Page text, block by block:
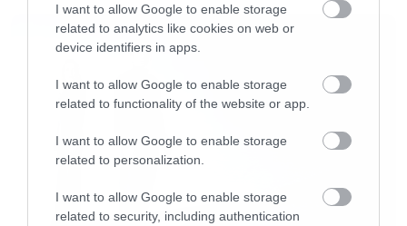
I want to allow Google to enable storage
related to analytics like cookies on web or
device identifiers in apps.
I want to allow Google to enable storage
related to functionality of the website or app.
I want to allow Google to enable storage
related to personalization.
I want to allow Google to enable storage
related to security, including authentication
Vic Rattlehead (Megadeth)
Snaggletooth- (Motörhead)
Roy (Children of Bodom)